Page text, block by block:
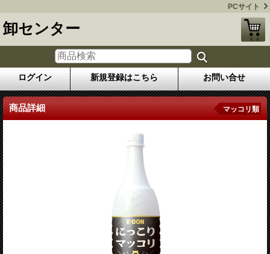
PCサイト
卸センター
ログイン 新規登録はこちら お問い合せ
商品詳細 マッコリ類